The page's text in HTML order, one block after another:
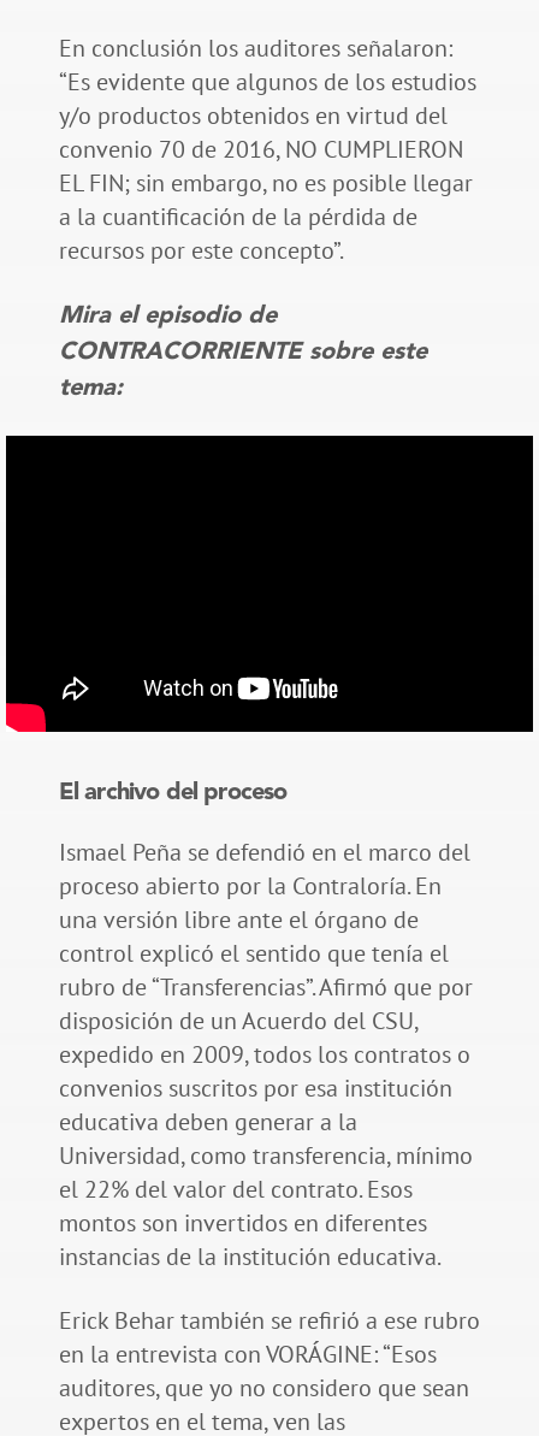
En conclusión los auditores señalaron:
“Es evidente que algunos de los estudios
y/o productos obtenidos en virtud del
convenio 70 de 2016, NO CUMPLIERON
EL FIN; sin embargo, no es posible llegar
a la cuantificación de la pérdida de
recursos por este concepto”.
Mira el episodio de
CONTRACORRIENTE sobre este
tema:
El archivo del proceso
Ismael Peña se defendió en el marco del
proceso abierto por la Contraloría. En
una versión libre ante el órgano de
control explicó el sentido que tenía el
rubro de “Transferencias”. Afirmó que por
disposición de un Acuerdo del CSU,
expedido en 2009, todos los contratos o
convenios suscritos por esa institución
educativa deben generar a la
Universidad, como transferencia, mínimo
el 22% del valor del contrato. Esos
montos son invertidos en diferentes
instancias de la institución educativa.
Erick Behar también se refirió a ese rubro
en la entrevista con VORÁGINE: “Esos
auditores, que yo no considero que sean
expertos en el tema, ven las